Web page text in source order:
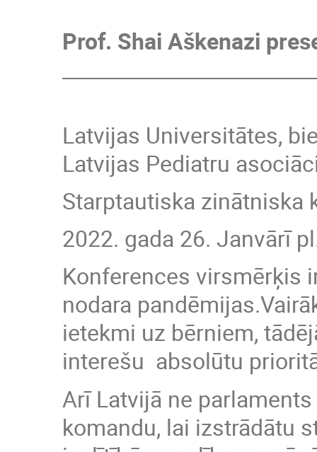
Prof. Shai Aškenazi
Latvijas Universitātes,
Latvijas Pediatru
Starptautiska zinātniska
2022. gada 26. Janvārī
Konferences virsmērķis
nodara
ietekmi uz bērniem,
interešu absolūtu
Arī Latvijā ne
komandu, lai izstrādātu